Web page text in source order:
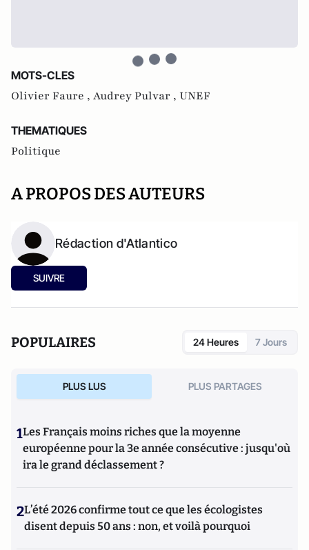
MOTS-CLES
Olivier Faure , Audrey Pulvar , UNEF
THEMATIQUES
Politique
A PROPOS DES AUTEURS
Rédaction d'Atlantico
SUIVRE
POPULAIRES 24 Heures 7 Jours
PLUS LUS PLUS PARTAGES
1Les Français moins riches que la moyenne
européenne pour la 3e année consécutive : jusqu'où
ira le grand déclassement ?
2L’été 2026 confirme tout ce que les écologistes
disent depuis 50 ans : non, et voilà pourquoi